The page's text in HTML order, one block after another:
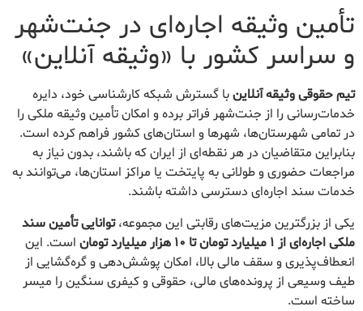
تأمین وثیقه اجاره‌ای در جنت‌شهر
و سراسر کشور با «وثیقه آنلاین»
تیم حقوقی وثیقه آنلاینبا گسترش شبکه کارشناسی خود، دایره
خدمات‌رسانی را از جنت‌شهر فراتر برده و امکان تأمین وثیقه ملکی را
در تمامی شهرستان‌ها، شهرها و استان‌های کشور فراهم کرده است.
بنابراین متقاضیان در هر نقطه‌ای از ایران که باشند، بدون نیاز به
مراجعات حضوری و طولانی به پایتخت یا مراکز استان‌ها، می‌توانند به
خدمات سند اجاره‌ای دسترسی داشته باشند.
یکی از بزرگترین مزیت‌های رقابتی این مجموعه،توانایی تأمین سند
ملکی اجاره‌ای از ۱ میلیارد تومان تا ۱۰ هزار میلیارد تومان
است. این
انعطاف‌پذیری و سقف مالی بالا، امکان پوشش‌دهی و گره‌گشایی از
طیف وسیعی از پرونده‌های مالی، حقوقی و کیفری سنگین را میسر
ساخته است.